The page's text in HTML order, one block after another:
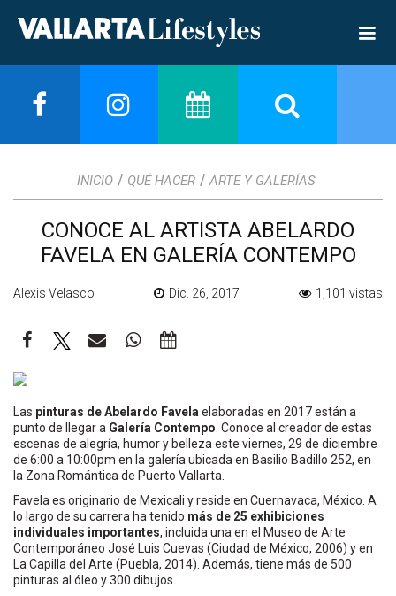
INICIO / QUÉ HACER / ARTE Y GALERÍAS
CONOCE AL ARTISTA ABELARDO
FAVELA EN GALERÍA CONTEMPO
Alexis Velasco Dic. 26, 2017 1,101 vistas
Las pinturas de Abelardo Favela elaboradas en 2017 están a
punto de llegar a Galería Contempo . Conoce al creador de estas
escenas de alegría, humor y belleza este viernes, 29 de diciembre
de 6:00 a 10:00pm en la galería ubicada en Basilio Badillo 252, en
la Zona Romántica de Puerto Vallarta.
Favela es originario de Mexicali y reside en Cuernavaca, México. A
lo largo de su carrera ha tenido más de 25 exhibiciones
individuales importantes, incluida una en el Museo de Arte
Contemporáneo José Luis Cuevas (Ciudad de México, 2006) y en
La Capilla del Arte (Puebla, 2014). Además, tiene más de 500
pinturas al óleo y 300 dibujos.